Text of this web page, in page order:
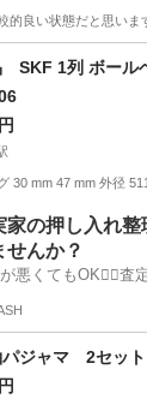
的良い状態だと思い
舞駅 キッズ用品
SKF 1列 ボール
30 mm 47 mm 外径
畑駅 その他
家の押し入れ
せんか？
悪くてもOK🙆‍♀️査
パジャマ 2セッ